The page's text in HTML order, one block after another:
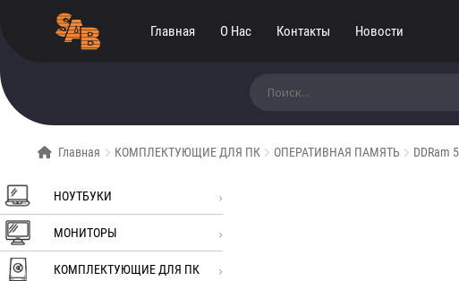
Главная О Нас Контакты Новости
Главная КОМПЛЕКТУЮЩИЕ ДЛЯ ПК ОПЕРАТИВНАЯ ПАМЯТЬ DDRam
НОУТБУКИ
МОНИТОРЫ
КОМПЛЕКТУЮЩИЕ ДЛЯ ПК